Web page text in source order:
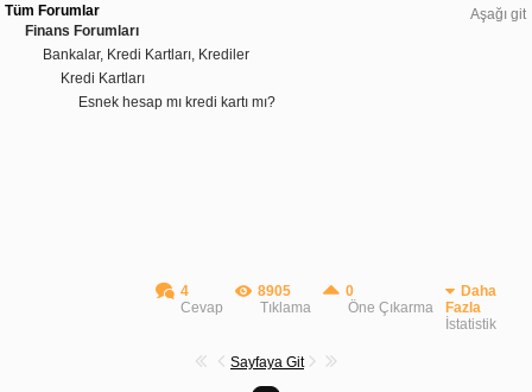
Aşağı git
Tüm Forumlar
Finans Forumları
Bankalar, Kredi Kartları, Krediler
Kredi Kartları
Esnek hesap mı kredi kartı mı?
4
Cevap
8905
Tıklama
0
Öne Çıkarma
Daha
Fazla
İstatistik
Sayfaya Git